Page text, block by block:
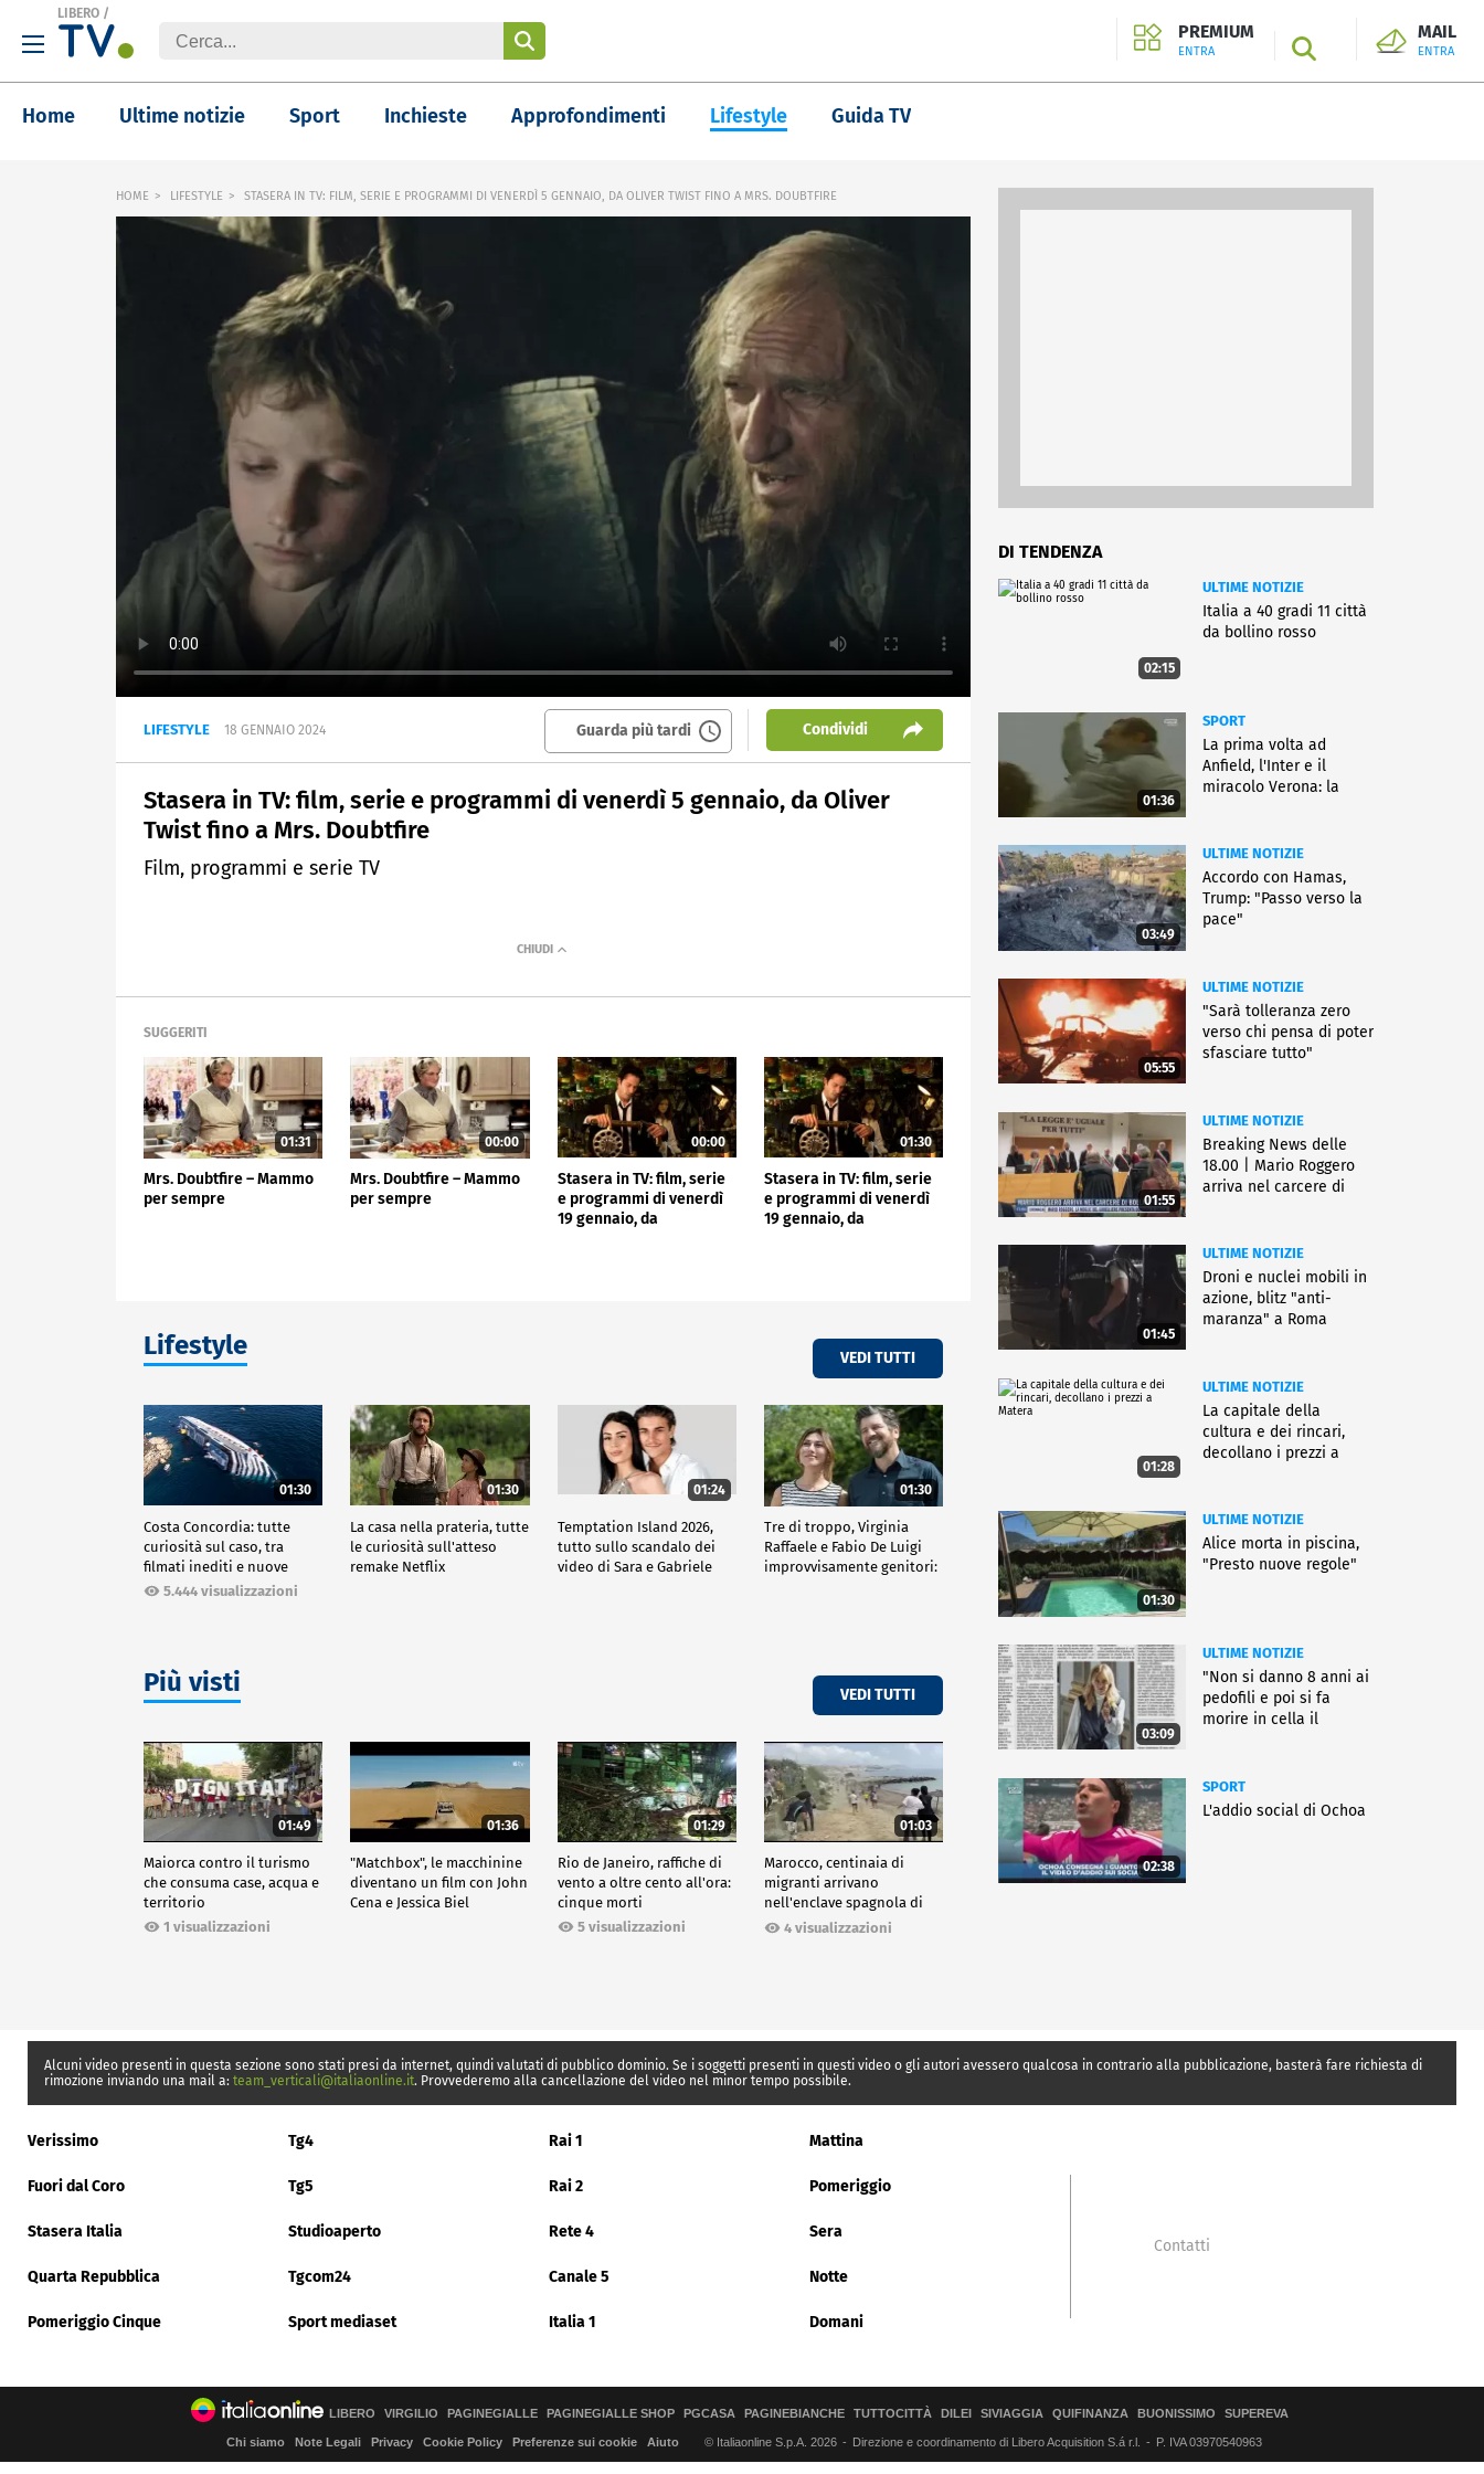
LIBERO /
PREMIUM
ENTRA SEARCH
MAIL
ENTRA
Home Ultime notizie Sport Inchieste Approfondimenti Lifestyle Guida TV
HOME LIFESTYLE STASERA IN TV: FILM, SERIE E PROGRAMMI DI VENERDÌ 5 GENNAIO, DA OLIVER TWIST FINO A MRS. DOUBTFIRE
LIFESTYLE 18 GENNAIO 2024 Guarda più tardi Condividi
Stasera in TV: film, serie e programmi di venerdì 5 gennaio, da Oliver
Twist fino a Mrs. Doubtfire
Film, programmi e serie TV
SUGGERITI
01:31
Mrs. Doubtfire – Mammo
per sempre
00:00
Mrs. Doubtfire – Mammo
per sempre
00:00
Stasera in TV: film, serie
e programmi di venerdì
19 gennaio, da
01:30
Stasera in TV: film, serie
e programmi di venerdì
19 gennaio, da
Lifestyle VEDI TUTTI
01:30
Costa Concordia: tutte
curiosità sul caso, tra
filmati inediti e nuove
ricostruzioni
5.444 visualizzazioni
01:30
La casa nella prateria, tutte
le curiosità sull'atteso
remake Netflix
01:24
Temptation Island 2026,
tutto sullo scandalo dei
video di Sara e Gabriele
01:30
Tre di troppo, Virginia
Raffaele e Fabio De Luigi
improvvisamente genitori:
Più visti VEDI TUTTI
01:49
Maiorca contro il turismo
che consuma case, acqua e
territorio
1 visualizzazioni
01:36
"Matchbox", le macchinine
diventano un film con John
Cena e Jessica Biel
01:29
Rio de Janeiro, raffiche di
vento a oltre cento all'ora:
cinque morti
5 visualizzazioni
01:03
Marocco, centinaia di
migranti arrivano
nell'enclave spagnola di
Ceuta4 visualizzazioni
DI TENDENZA
02:15
ULTIME NOTIZIE
Italia a 40 gradi 11 città
da bollino rosso
01:36
SPORT
La prima volta ad
Anfield, l'Inter e il
miracolo Verona: la
03:49
ULTIME NOTIZIE
Accordo con Hamas,
Trump: "Passo verso la
pace"
05:55
ULTIME NOTIZIE
"Sarà tolleranza zero
verso chi pensa di poter
sfasciare tutto"
01:55
ULTIME NOTIZIE
Breaking News delle
18.00 | Mario Roggero
arriva nel carcere di
01:45
ULTIME NOTIZIE
Droni e nuclei mobili in
azione, blitz "anti-
maranza" a Roma
01:28
ULTIME NOTIZIE
La capitale della
cultura e dei rincari,
decollano i prezzi a
01:30
ULTIME NOTIZIE
Alice morta in piscina,
"Presto nuove regole"
03:09
ULTIME NOTIZIE
"Non si danno 8 anni ai
pedofili e poi si fa
morire in cella il
02:38
SPORT
L'addio social di Ochoa
Alcuni video presenti in questa sezione sono stati presi da internet, quindi valutati di pubblico dominio. Se i soggetti presenti in questi video o gli autori avessero qualcosa in contrario alla pubblicazione, basterà fare richiesta di
rimozione inviando una mail a: team_verticali@italiaonline.it. Provvederemo alla cancellazione del video nel minor tempo possibile.
Verissimo Tg4 Rai 1 Mattina
Fuori dal Coro Tg5 Rai 2 Pomeriggio
Stasera Italia Studioaperto Rete 4 Sera
Quarta Repubblica Tgcom24 Canale 5 Notte
Pomeriggio Cinque Sport mediaset Italia 1 Domani
Contatti
LIBERO VIRGILIO PAGINEGIALLE PAGINEGIALLE SHOP PGCASA PAGINEBIANCHE TUTTOCITTÀ DILEI SIVIAGGIA QUIFINANZA BUONISSIMO SUPEREVA
Chi siamo Note Legali Privacy Cookie Policy Preferenze sui cookie Aiuto © Italiaonline S.p.A. 2026 Direzione e coordinamento di Libero Acquisition S.á r.l. P. IVA 03970540963